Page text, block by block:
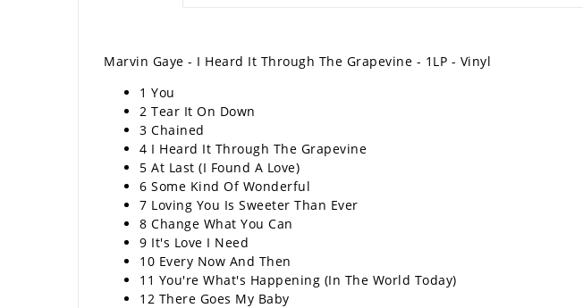
Marvin Gaye - I Heard It Through The Grapevine - 1LP - Vinyl
1 You
2 Tear It On Down
3 Chained
4 I Heard It Through The Grapevine
5 At Last (I Found A Love)
6 Some Kind Of Wonderful
7 Loving You Is Sweeter Than Ever
8 Change What You Can
9 It's Love I Need
10 Every Now And Then
11 You're What's Happening (In The World Today)
12 There Goes My Baby